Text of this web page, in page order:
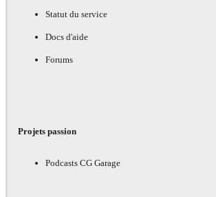
Statut du service
Docs d'aide
Forums
Projets passion
Podcasts CG Garage